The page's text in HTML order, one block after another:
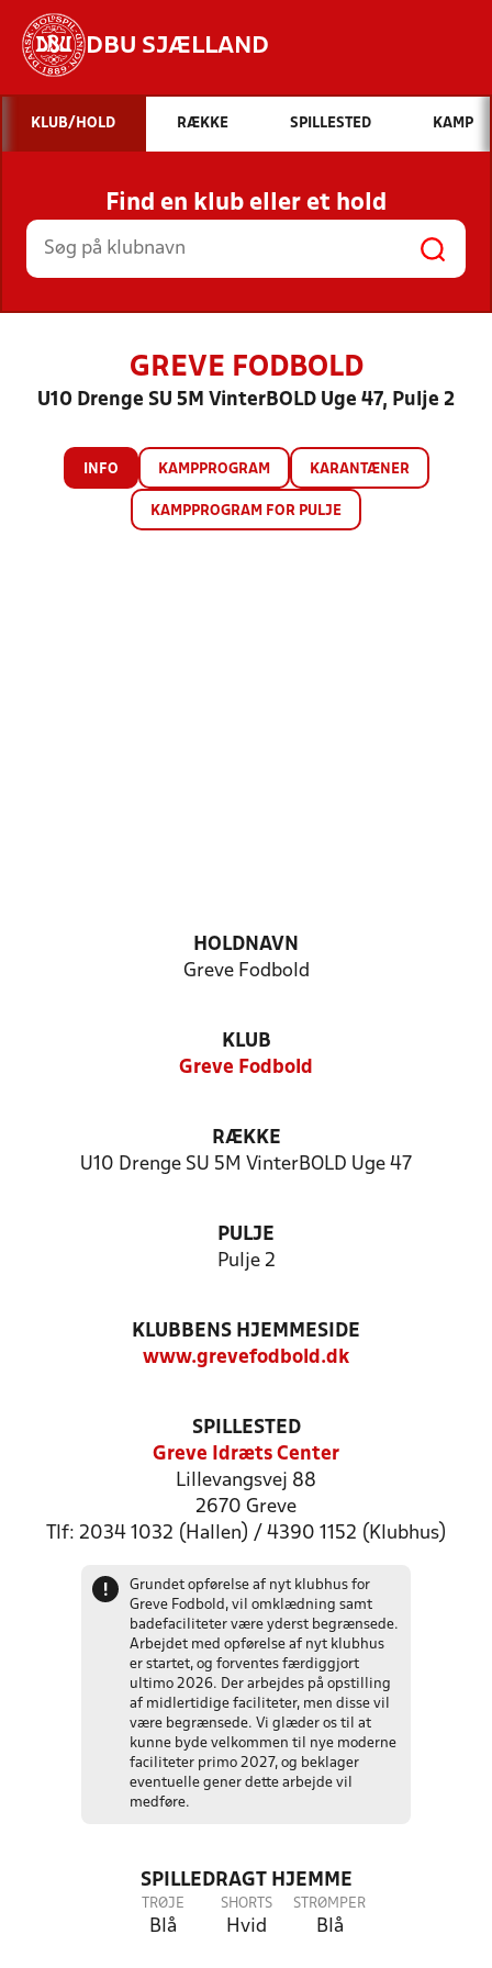
DBU SJÆLLAND
Hvad vil du søge efter?
INDHOLD OG NYHEDER
STILLINGER, RESULTATER, KLUBBER OG
HOLD
KLUB/HOLD RÆKKE SPILLESTED KAMP
Find en klub eller et hold
GREVE FODBOLD
U10 Drenge SU 5M VinterBOLD Uge 47, Pulje 2
INFO KAMPPROGRAM KARANTÆNER
KAMPPROGRAM FOR PULJE
HOLDNAVN
Greve Fodbold
KLUB
Greve Fodbold
RÆKKE
U10 Drenge SU 5M VinterBOLD Uge 47
PULJE
Pulje 2
KLUBBENS HJEMMESIDE
www.grevefodbold.dk
SPILLESTED
Greve Idræts Center
Lillevangsvej 88
2670 Greve
Tlf: 2034 1032 (Hallen) / 4390 1152 (Klubhus)
!
Grundet opførelse af nyt klubhus for
Greve Fodbold, vil omklædning samt
badefaciliteter være yderst begrænsede.
Arbejdet med opførelse af nyt klubhus
er startet, og forventes færdiggjort
ultimo 2026. Der arbejdes på opstilling
af midlertidige faciliteter, men disse vil
være begrænsede. Vi glæder os til at
kunne byde velkommen til nye moderne
faciliteter primo 2027, og beklager
eventuelle gener dette arbejde vil
medføre.
SPILLEDRAGT HJEMME
TRØJE
Blå
SHORTS
Hvid
STRØMPER
Blå